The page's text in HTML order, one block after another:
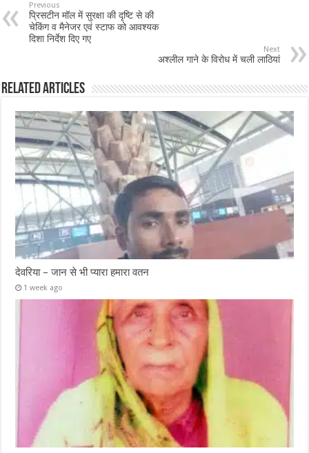
Previous
प्रिसटीन मॉल में सुरक्षा की दृष्टि से की
चेकिंग व मैनेजर एवं स्टाफ को आवश्यक
दिशा निर्देश दिए गए
Next
अश्लील गाने के विरोध में चली लाठियां
Related Articles
देवरिया – जान से भी प्यारा हमारा वतन
1 week ago